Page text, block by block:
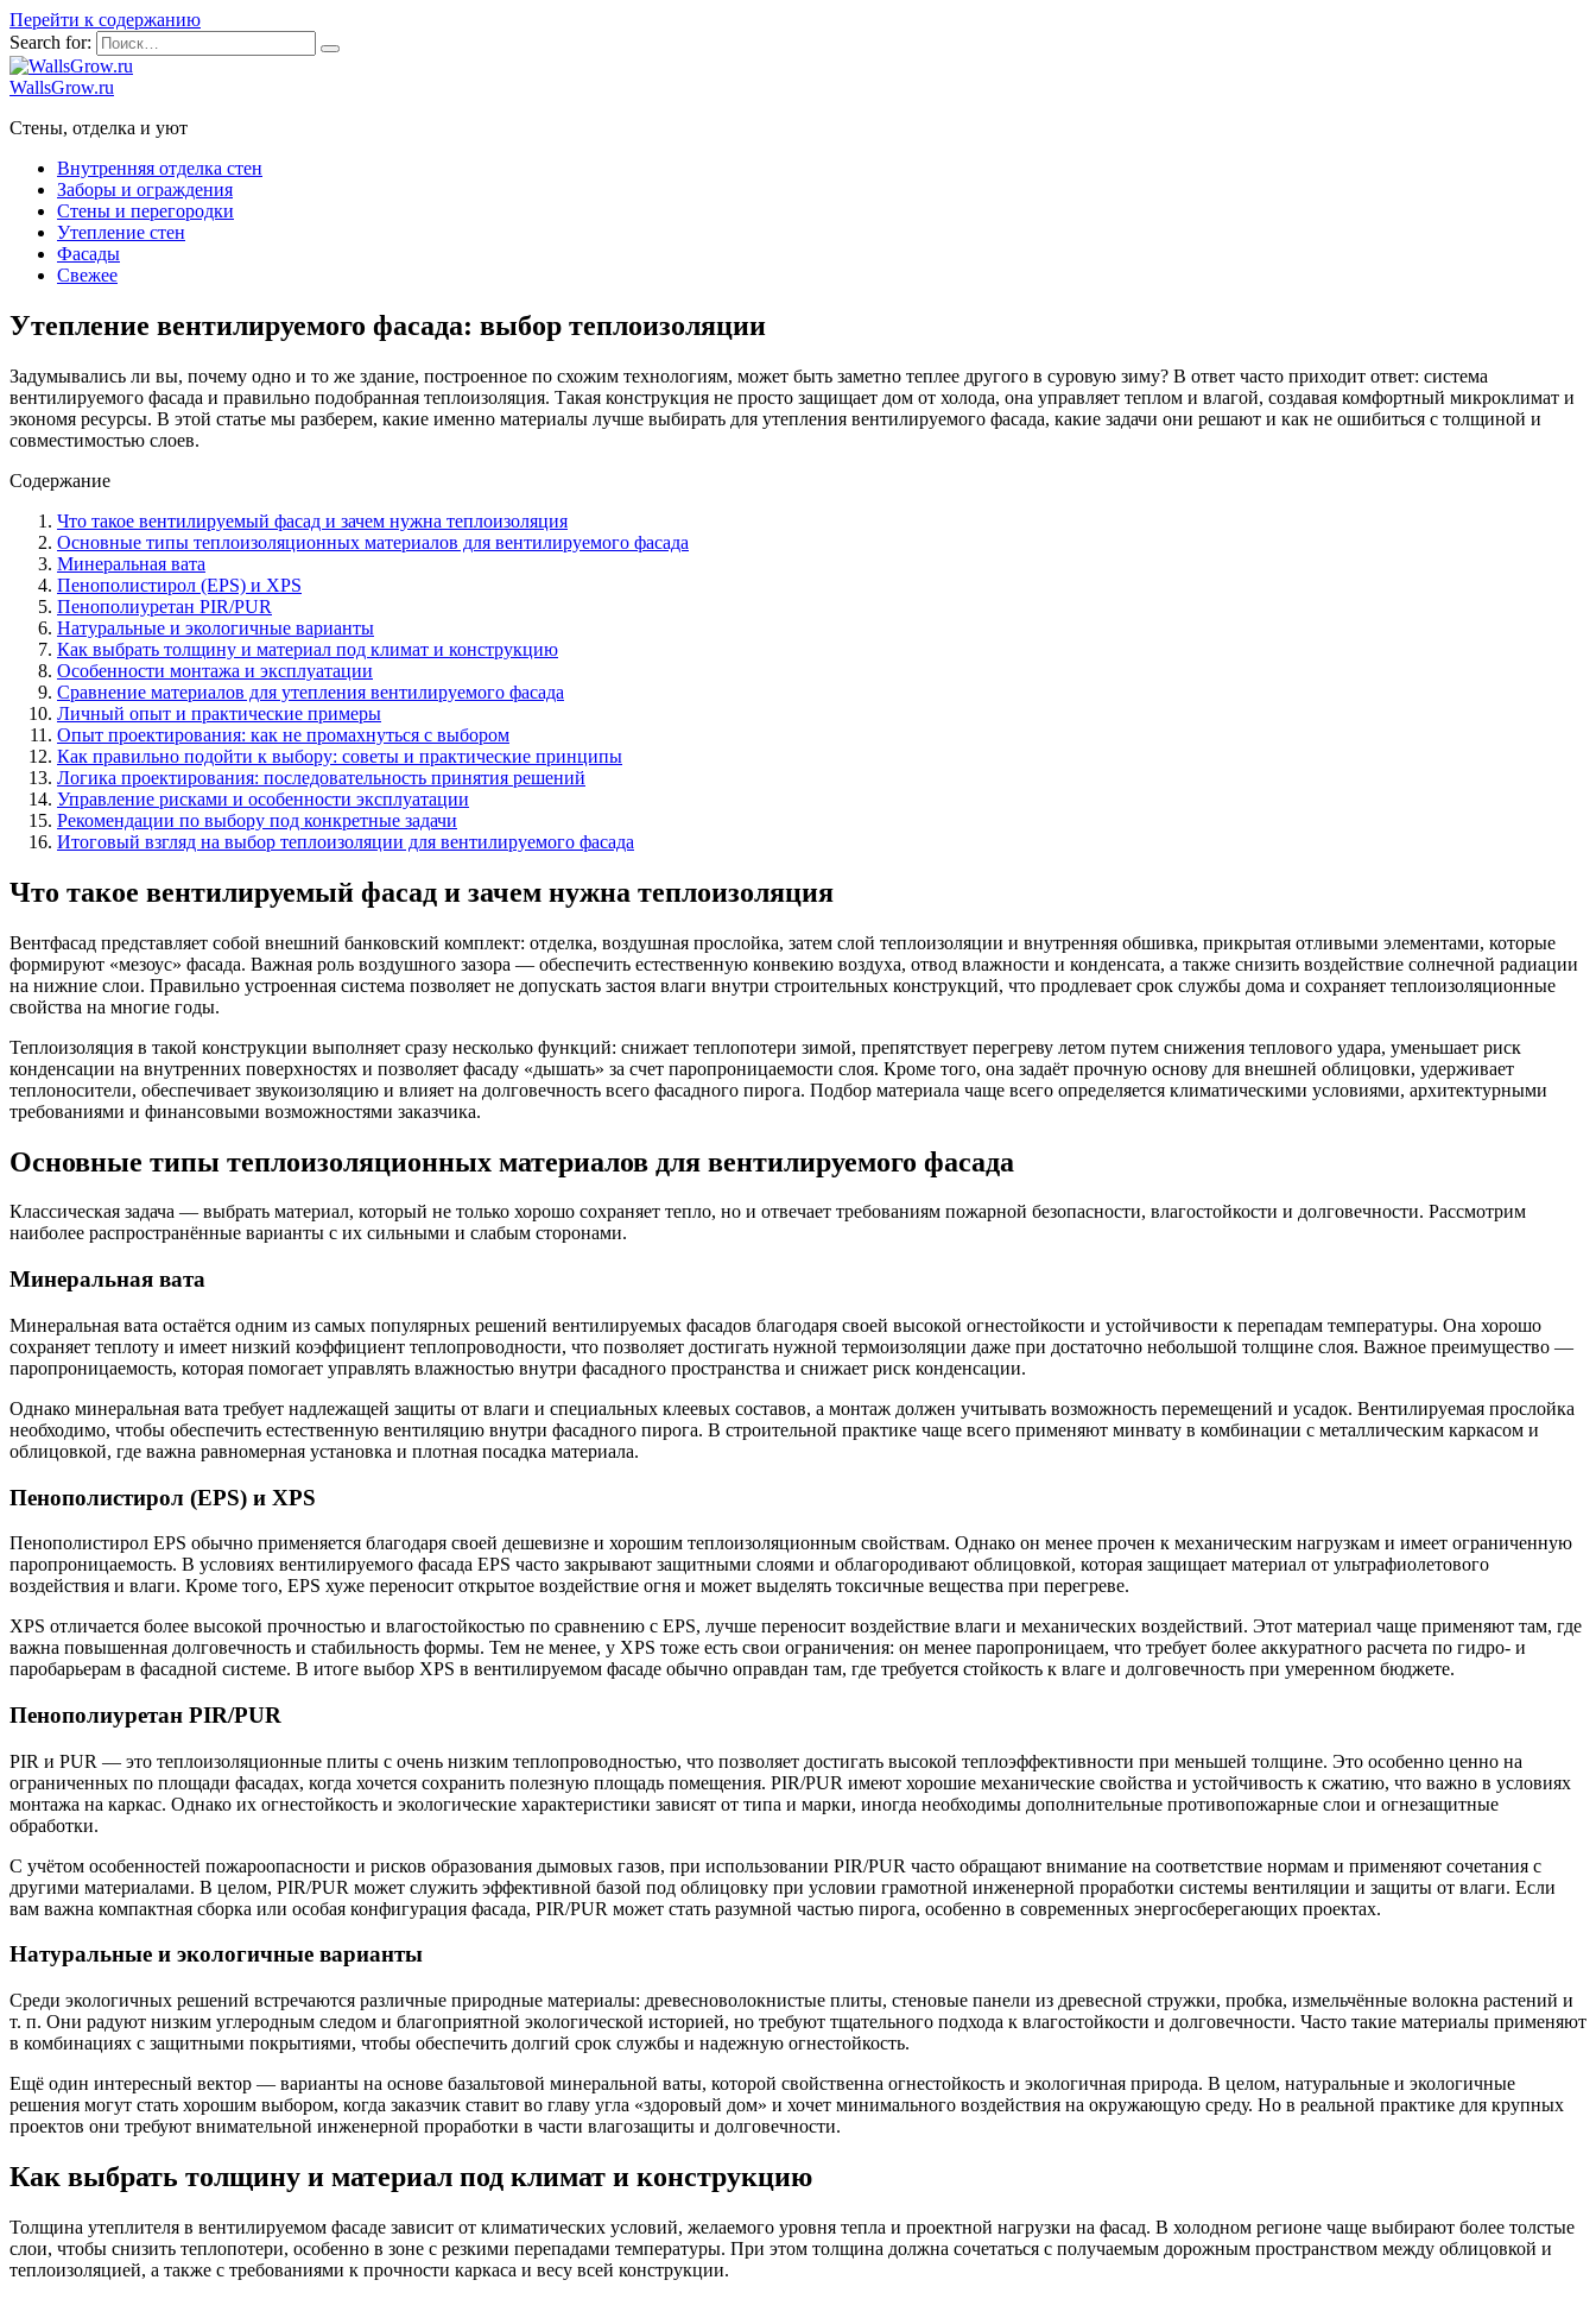
Перейти к содержанию
Search for:
WallsGrow.ru
Стены, отделка и уют
Внутренняя отделка стен
Заборы и ограждения
Стены и перегородки
Утепление стен
Фасады
Свежее
Утепление вентилируемого фасада: выбор теплоизоляции
Задумывались ли вы, почему одно и то же здание, построенное по схожим технологиям, может быть заметно теплее другого в суровую зиму? В ответ часто приходит ответ: система
вентилируемого фасада и правильно подобранная теплоизоляция. Такая конструкция не просто защищает дом от холода, она управляет теплом и влагой, создавая комфортный микроклимат и
экономя ресурсы. В этой статье мы разберем, какие именно материалы лучше выбирать для утепления вентилируемого фасада, какие задачи они решают и как не ошибиться с толщиной и
совместимостью слоев.
Содержание
Что такое вентилируемый фасад и зачем нужна теплоизоляция
Основные типы теплоизоляционных материалов для вентилируемого фасада
Минеральная вата
Пенополистирол (EPS) и XPS
Пенополиуретан PIR/PUR
Натуральные и экологичные варианты
Как выбрать толщину и материал под климат и конструкцию
Особенности монтажа и эксплуатации
Сравнение материалов для утепления вентилируемого фасада
Личный опыт и практические примеры
Опыт проектирования: как не промахнуться с выбором
Как правильно подойти к выбору: советы и практические принципы
Логика проектирования: последовательность принятия решений
Управление рисками и особенности эксплуатации
Рекомендации по выбору под конкретные задачи
Итоговый взгляд на выбор теплоизоляции для вентилируемого фасада
Что такое вентилируемый фасад и зачем нужна теплоизоляция
Вентфасад представляет собой внешний банковский комплект: отделка, воздушная прослойка, затем слой теплоизоляции и внутренняя обшивка, прикрытая отливыми элементами, которые
формируют «мезоус» фасада. Важная роль воздушного зазора — обеспечить естественную конвекию воздуха, отвод влажности и конденсата, а также снизить воздействие солнечной радиации
на нижние слои. Правильно устроенная система позволяет не допускать застоя влаги внутри строительных конструкций, что продлевает срок службы дома и сохраняет теплоизоляционные
свойства на многие годы.
Теплоизоляция в такой конструкции выполняет сразу несколько функций: снижает теплопотери зимой, препятствует перегреву летом путем снижения теплового удара, уменьшает риск
конденсации на внутренних поверхностях и позволяет фасаду «дышать» за счет паропроницаемости слоя. Кроме того, она задаёт прочную основу для внешней облицовки, удерживает
теплоносители, обеспечивает звукоизоляцию и влияет на долговечность всего фасадного пирога. Подбор материала чаще всего определяется климатическими условиями, архитектурными
требованиями и финансовыми возможностями заказчика.
Основные типы теплоизоляционных материалов для вентилируемого фасада
Классическая задача — выбрать материал, который не только хорошо сохраняет тепло, но и отвечает требованиям пожарной безопасности, влагостойкости и долговечности. Рассмотрим
наиболее распространённые варианты с их сильными и слабым сторонами.
Минеральная вата
Минеральная вата остаётся одним из самых популярных решений вентилируемых фасадов благодаря своей высокой огнестойкости и устойчивости к перепадам температуры. Она хорошо
сохраняет теплоту и имеет низкий коэффициент теплопроводности, что позволяет достигать нужной термоизоляции даже при достаточно небольшой толщине слоя. Важное преимущество —
паропроницаемость, которая помогает управлять влажностью внутри фасадного пространства и снижает риск конденсации.
Однако минеральная вата требует надлежащей защиты от влаги и специальных клеевых составов, а монтаж должен учитывать возможность перемещений и усадок. Вентилируемая прослойка
необходимо, чтобы обеспечить естественную вентиляцию внутри фасадного пирога. В строительной практике чаще всего применяют минвату в комбинации с металлическим каркасом и
облицовкой, где важна равномерная установка и плотная посадка материала.
Пенополистирол (EPS) и XPS
Пенополистирол EPS обычно применяется благодаря своей дешевизне и хорошим теплоизоляционным свойствам. Однако он менее прочен к механическим нагрузкам и имеет ограниченную
паропроницаемость. В условиях вентилируемого фасада EPS часто закрывают защитными слоями и облагородивают облицовкой, которая защищает материал от ультрафиолетового
воздействия и влаги. Кроме того, EPS хуже переносит открытое воздействие огня и может выделять токсичные вещества при перегреве.
XPS отличается более высокой прочностью и влагостойкостью по сравнению с EPS, лучше переносит воздействие влаги и механических воздействий. Этот материал чаще применяют там, где
важна повышенная долговечность и стабильность формы. Тем не менее, у XPS тоже есть свои ограничения: он менее паропроницаем, что требует более аккуратного расчета по гидро- и
паробарьерам в фасадной системе. В итоге выбор XPS в вентилируемом фасаде обычно оправдан там, где требуется стойкость к влаге и долговечность при умеренном бюджете.
Пенополиуретан PIR/PUR
PIR и PUR — это теплоизоляционные плиты с очень низким теплопроводностью, что позволяет достигать высокой теплоэффективности при меньшей толщине. Это особенно ценно на
ограниченных по площади фасадах, когда хочется сохранить полезную площадь помещения. PIR/PUR имеют хорошие механические свойства и устойчивость к сжатию, что важно в условиях
монтажа на каркас. Однако их огнестойкость и экологические характеристики зависят от типа и марки, иногда необходимы дополнительные противопожарные слои и огнезащитные
обработки.
С учётом особенностей пожароопасности и рисков образования дымовых газов, при использовании PIR/PUR часто обращают внимание на соответствие нормам и применяют сочетания с
другими материалами. В целом, PIR/PUR может служить эффективной базой под облицовку при условии грамотной инженерной проработки системы вентиляции и защиты от влаги. Если
вам важна компактная сборка или особая конфигурация фасада, PIR/PUR может стать разумной частью пирога, особенно в современных энергосберегающих проектах.
Натуральные и экологичные варианты
Среди экологичных решений встречаются различные природные материалы: древесноволокнистые плиты, стеновые панели из древесной стружки, пробка, измельчённые волокна растений и
т. п. Они радуют низким углеродным следом и благоприятной экологической историей, но требуют тщательного подхода к влагостойкости и долговечности. Часто такие материалы применяют
в комбинациях с защитными покрытиями, чтобы обеспечить долгий срок службы и надежную огнестойкость.
Ещё один интересный вектор — варианты на основе базальтовой минеральной ваты, которой свойственна огнестойкость и экологичная природа. В целом, натуральные и экологичные
решения могут стать хорошим выбором, когда заказчик ставит во главу угла «здоровый дом» и хочет минимального воздействия на окружающую среду. Но в реальной практике для крупных
проектов они требуют внимательной инженерной проработки в части влагозащиты и долговечности.
Как выбрать толщину и материал под климат и конструкцию
Толщина утеплителя в вентилируемом фасаде зависит от климатических условий, желаемого уровня тепла и проектной нагрузки на фасад. В холодном регионе чаще выбирают более толстые
слои, чтобы снизить теплопотери, особенно в зоне с резкими перепадами температуры. При этом толщина должна сочетаться с получаемым дорожным пространством между облицовкой и
теплоизоляцией, а также с требованиями к прочности каркаса и весу всей конструкции.